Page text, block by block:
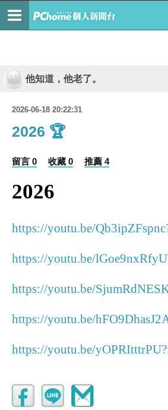
他知道，他老了。
2026-06-18 20:22:31
2026 🏆
留言 0 收藏 0 推薦 4
2026
https://youtu.be/
https://youtu.be/
https://youtu.be/
https://youtu.be/
https://youtu.be/